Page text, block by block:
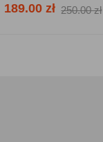
189.00 zł 250.00 zł